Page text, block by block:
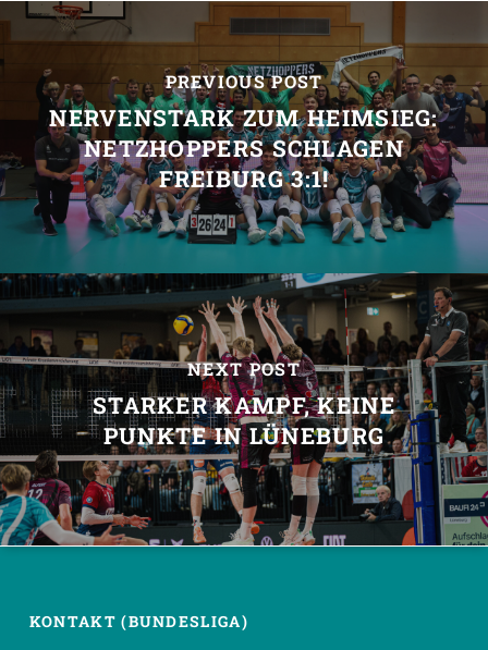
PREVIOUS POST
NERVENSTARK ZUM HEIMSIEG:
NETZHOPPERS SCHLAGEN
FREIBURG 3:1!
NEXT POST
STARKER KAMPF, KEINE
PUNKTE IN LÜNEBURG
KONTAKT (BUNDESLIGA)